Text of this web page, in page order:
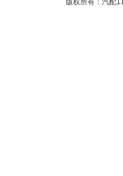
版权所有：汽配